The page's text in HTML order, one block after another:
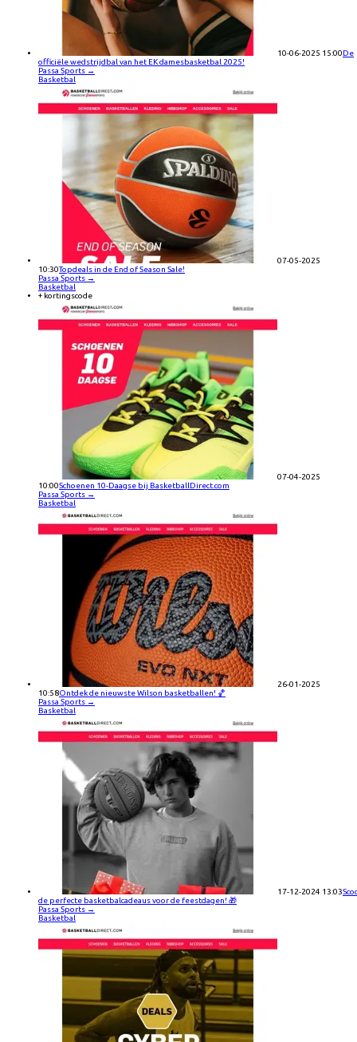
10-06-2025 15:00De
officiële wedstrijdbal van het EK damesbasketbal 2025!
Passa Sports →
Basketbal
07-05-2025
10:30Topdeals in de End of Season Sale!
Passa Sports →
Basketbal
+ kortingscode
07-04-2025
10:00Schoenen 10-Daagse bij BasketballDirect.com
Passa Sports →
Basketbal
26-01-2025
10:58Ontdek de nieuwste Wilson basketballen! 🏀
Passa Sports →
Basketbal
17-12-2024 13:03
de perfecte basketbalcadeaus voor de feestdagen! 🎁
Passa Sports →
Basketbal